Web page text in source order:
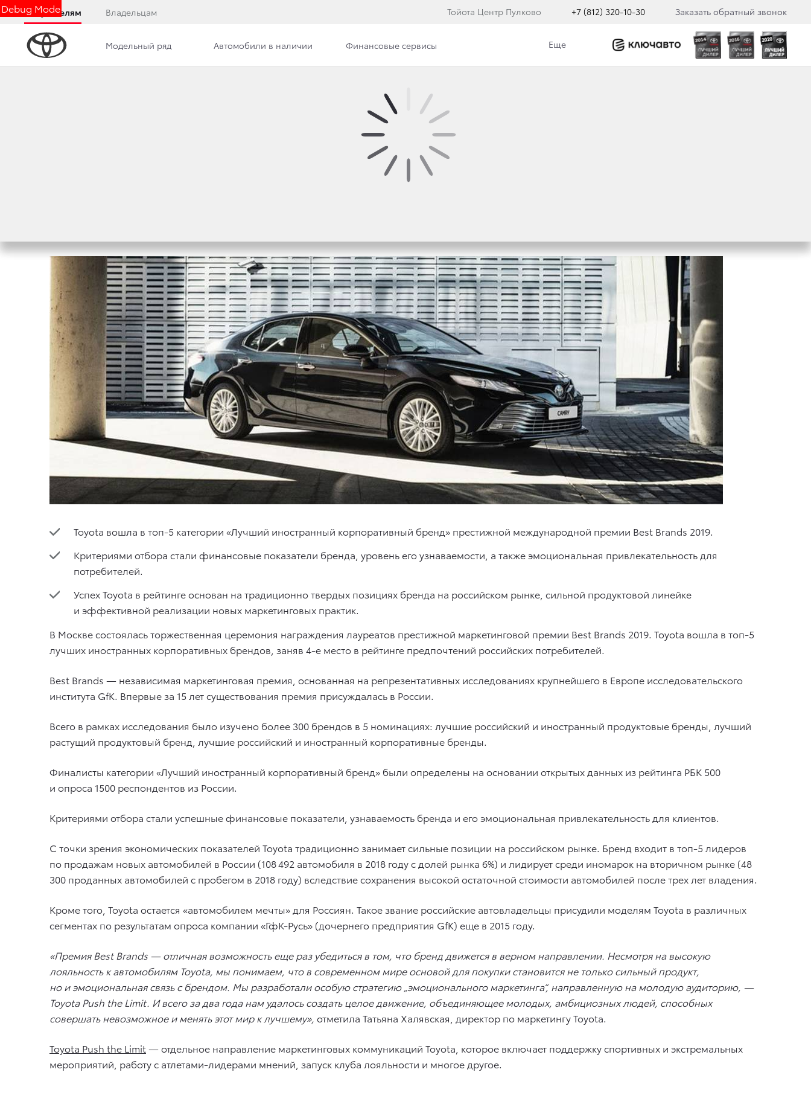
Debug Mode
Покупателям Владельцам Тойота Центр Пулково +7 (812) 320-10-30 Заказать обратный звонок
Модельный ряд Автомобили в наличии Финансовые сервисы Еще
TOYOTA ВОШЛА В ТОП-5 ЛУЧШИХ ИНОСТРАННЫХ
Toyota вошла в топ-5 категории «Лучший иностранный корпоративный бренд» престижной международной премии Best Brands 2019.
Критериями отбора стали финансовые показатели бренда, уровень его узнаваемости, а также эмоциональная привлекательность для
потребителей.
Успех Toyota в рейтинге основан на традиционно твердых позициях бренда на российском рынке, сильной продуктовой линейке
и эффективной реализации новых маркетинговых практик.
В Москве состоялась торжественная церемония награждения лауреатов престижной маркетинговой премии Best Brands 2019. Toyota вошла в топ-5
лучших иностранных корпоративных брендов, заняв 4-е место в рейтинге предпочтений российских потребителей.
Best Brands — независимая маркетинговая премия, основанная на репрезентативных исследованиях крупнейшего в Европе исследовательского
института GfK. Впервые за 15 лет существования премия присуждалась в России.
Всего в рамках исследования было изучено более 300 брендов в 5 номинациях: лучшие российский и иностранный продуктовые бренды, лучший
растущий продуктовый бренд, лучшие российский и иностранный корпоративные бренды.
Финалисты категории «Лучший иностранный корпоративный бренд» были определены на основании открытых данных из рейтинга РБК 500
и опроса 1500 респондентов из России.
Критериями отбора стали успешные финансовые показатели, узнаваемость бренда и его эмоциональная привлекательность для клиентов.
С точки зрения экономических показателей Toyota традиционно занимает сильные позиции на российском рынке. Бренд входит в топ-5 лидеров
по продажам новых автомобилей в России (108 492 автомобиля в 2018 году с долей рынка 6%) и лидирует среди иномарок на вторичном рынке (48
300 проданных автомобилей с пробегом в 2018 году) вследствие сохранения высокой остаточной стоимости автомобилей после трех лет владения.
Кроме того, Toyota остается «автомобилем мечты» для Россиян. Такое звание российские автовладельцы присудили моделям Toyota в различных
сегментах по результатам опроса компании «ГфК-Русь» (дочернего предприятия GfK) еще в 2015 году.
«Премия Best Brands — отличная возможность еще раз убедиться в том, что бренд движется в верном направлении. Несмотря на высокую
лояльность к автомобилям Toyota, мы понимаем, что в современном мире основой для покупки становится не только сильный продукт,
но и эмоциональная связь с брендом. Мы разработали особую стратегию „эмоционального маркетинга“, направленную на молодую аудиторию, —
Toyota Push the Limit. И всего за два года нам удалось создать целое движение, объединяющее молодых, амбициозных людей, способных
совершать невозможное и менять этот мир к лучшему», отметила Татьяна Халявская, директор по маркетингу Toyota.
Toyota Push the Limit— отдельное направление маркетинговых коммуникаций Toyota, которое включает поддержку спортивных и экстремальных
мероприятий, работу с атлетами-лидерами мнений, запуск клуба лояльности и многое другое.